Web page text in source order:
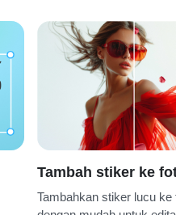
Tambah stiker ke
Tambahkan stiker lucu ke